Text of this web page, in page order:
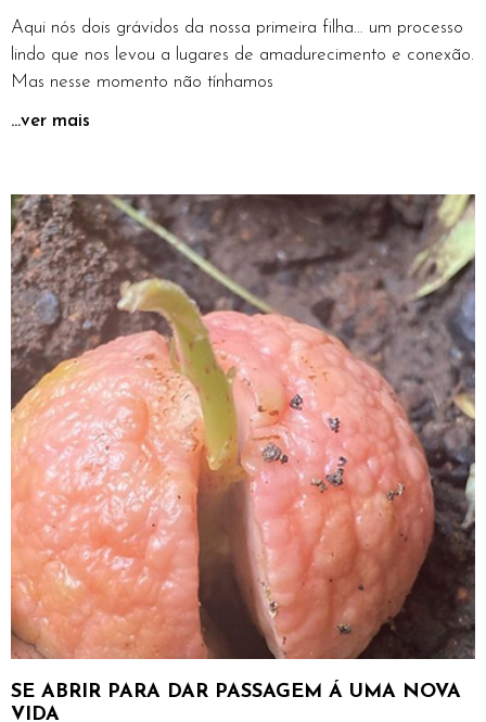
Aqui nós dois grávidos da nossa primeira filha… um processo
lindo que nos levou a lugares de amadurecimento e conexão.
Mas nesse momento não tínhamos
...ver mais
SE ABRIR PARA DAR PASSAGEM Á UMA NOVA
VIDA